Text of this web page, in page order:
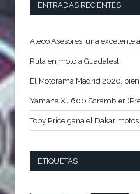
ENTRADAS RECIENTES
Ateco Asesores, una excelente
Ruta en moto a Guadalest
El Motorama Madrid 2020,
Yamaha XJ 600 Scrambler
Toby Price gana el Dakar
ETIQUETAS